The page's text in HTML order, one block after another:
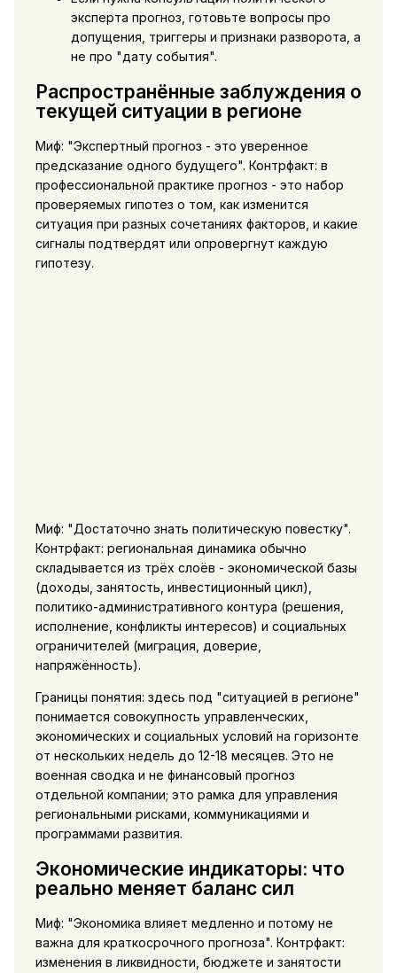
эксперта прогноз, готовьте вопросы про
допущения, триггеры и признаки разворота, а
не про "дату события".
Распространённые заблуждения о
текущей ситуации в регионе
Миф: "Экспертный прогноз - это уверенное
предсказание одного будущего". Контрфакт: в
профессиональной практике прогноз - это набор
проверяемых гипотез о том, как изменится
ситуация при разных сочетаниях факторов, и какие
сигналы подтвердят или опровергнут каждую
гипотезу.
Миф: "Достаточно знать политическую повестку".
Контрфакт: региональная динамика обычно
складывается из трёх слоёв - экономической базы
(доходы, занятость, инвестиционный цикл),
политико-административного контура (решения,
исполнение, конфликты интересов) и социальных
ограничителей (миграция, доверие,
напряжённость).
Границы понятия: здесь под "ситуацией в регионе"
понимается совокупность управленческих,
экономических и социальных условий на горизонте
от нескольких недель до 12-18 месяцев. Это не
военная сводка и не финансовый прогноз
отдельной компании; это рамка для управления
региональными рисками, коммуникациями и
программами развития.
Экономические индикаторы: что
реально меняет баланс сил
Миф: "Экономика влияет медленно и потому не
важна для краткосрочного прогноза". Контрфакт:
изменения в ликвидности, бюджете и занятости